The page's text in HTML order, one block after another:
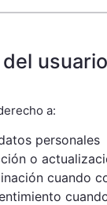
usuario
a:
personales
o
cuando